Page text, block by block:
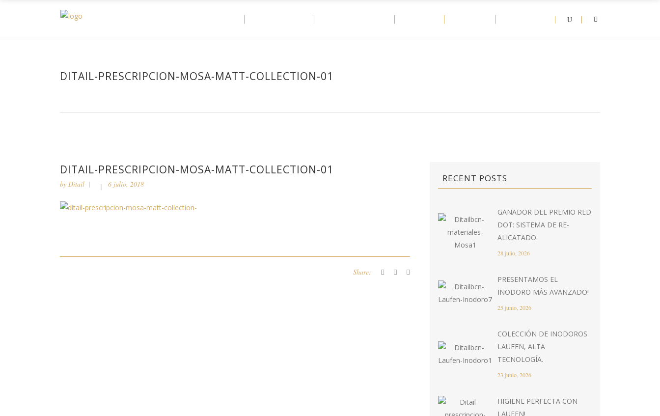
DITAIL-PRESCRIPCION-MOSA-MATT-COLLECTION-01
DITAIL-PRESCRIPCION-MOSA-MATT-COLLECTION-01
by Ditail 6 julio, 2018
Share:
RECENT POSTS
GANADOR DEL PREMIO RED
DOT: SISTEMA DE RE-
ALICATADO.
28 julio, 2026
PRESENTAMOS EL
INODORO MÁS AVANZADO!
25 junio, 2026
COLECCIÓN DE INODOROS
LAUFEN, ALTA
TECNOLOGÍA.
23 junio, 2026
HIGIENE PERFECTA CON
LAUFEN!